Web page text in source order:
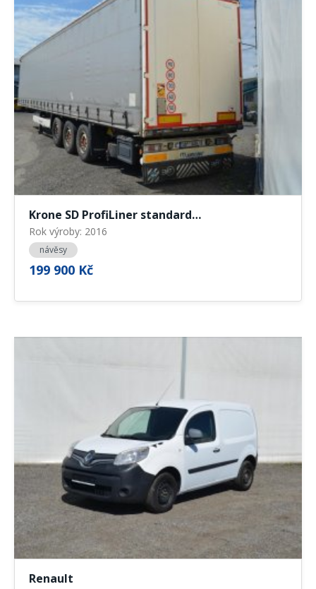
Krone SD ProfiLiner standard…
Rok výroby: 2016
návěsy
199 900 Kč
Renault